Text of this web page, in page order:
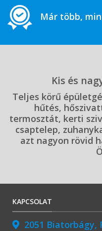
Már több,
Kis és
Teljes körű
hűtés,
termosztát, kerti
csaptelep,
azt nagyon rövid
KAPCSOLAT
2051 Biatorbágy,